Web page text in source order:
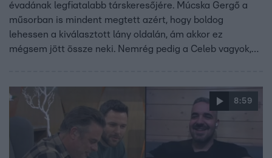
évadának legfiatalabb társkeresőjére. Múcska Gergő a
műsorban is mindent megtett azért, hogy boldog
lehessen a kiválasztott lány oldalán, ám akkor ez
mégsem jött össze neki. Nemrég pedig a Celeb vagyok,
elárulta, milyen a kapcsolatuk azóta a fővárosban élő
modell-lel.
8:59